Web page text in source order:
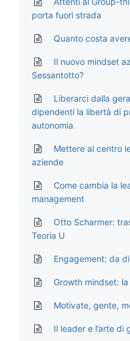
porta fuori strada
Quanto costa
Il nuovo mindset
Sessantotto?
Liberarci dalla
dipendenti la libertà di
autonomia
Mettere al centro
aziende
Come cambia la
management
Otto Scharmer:
Teoria U
Engagement: da
Growth mindset:
Motivate, gente,
Il leader e l’arte di